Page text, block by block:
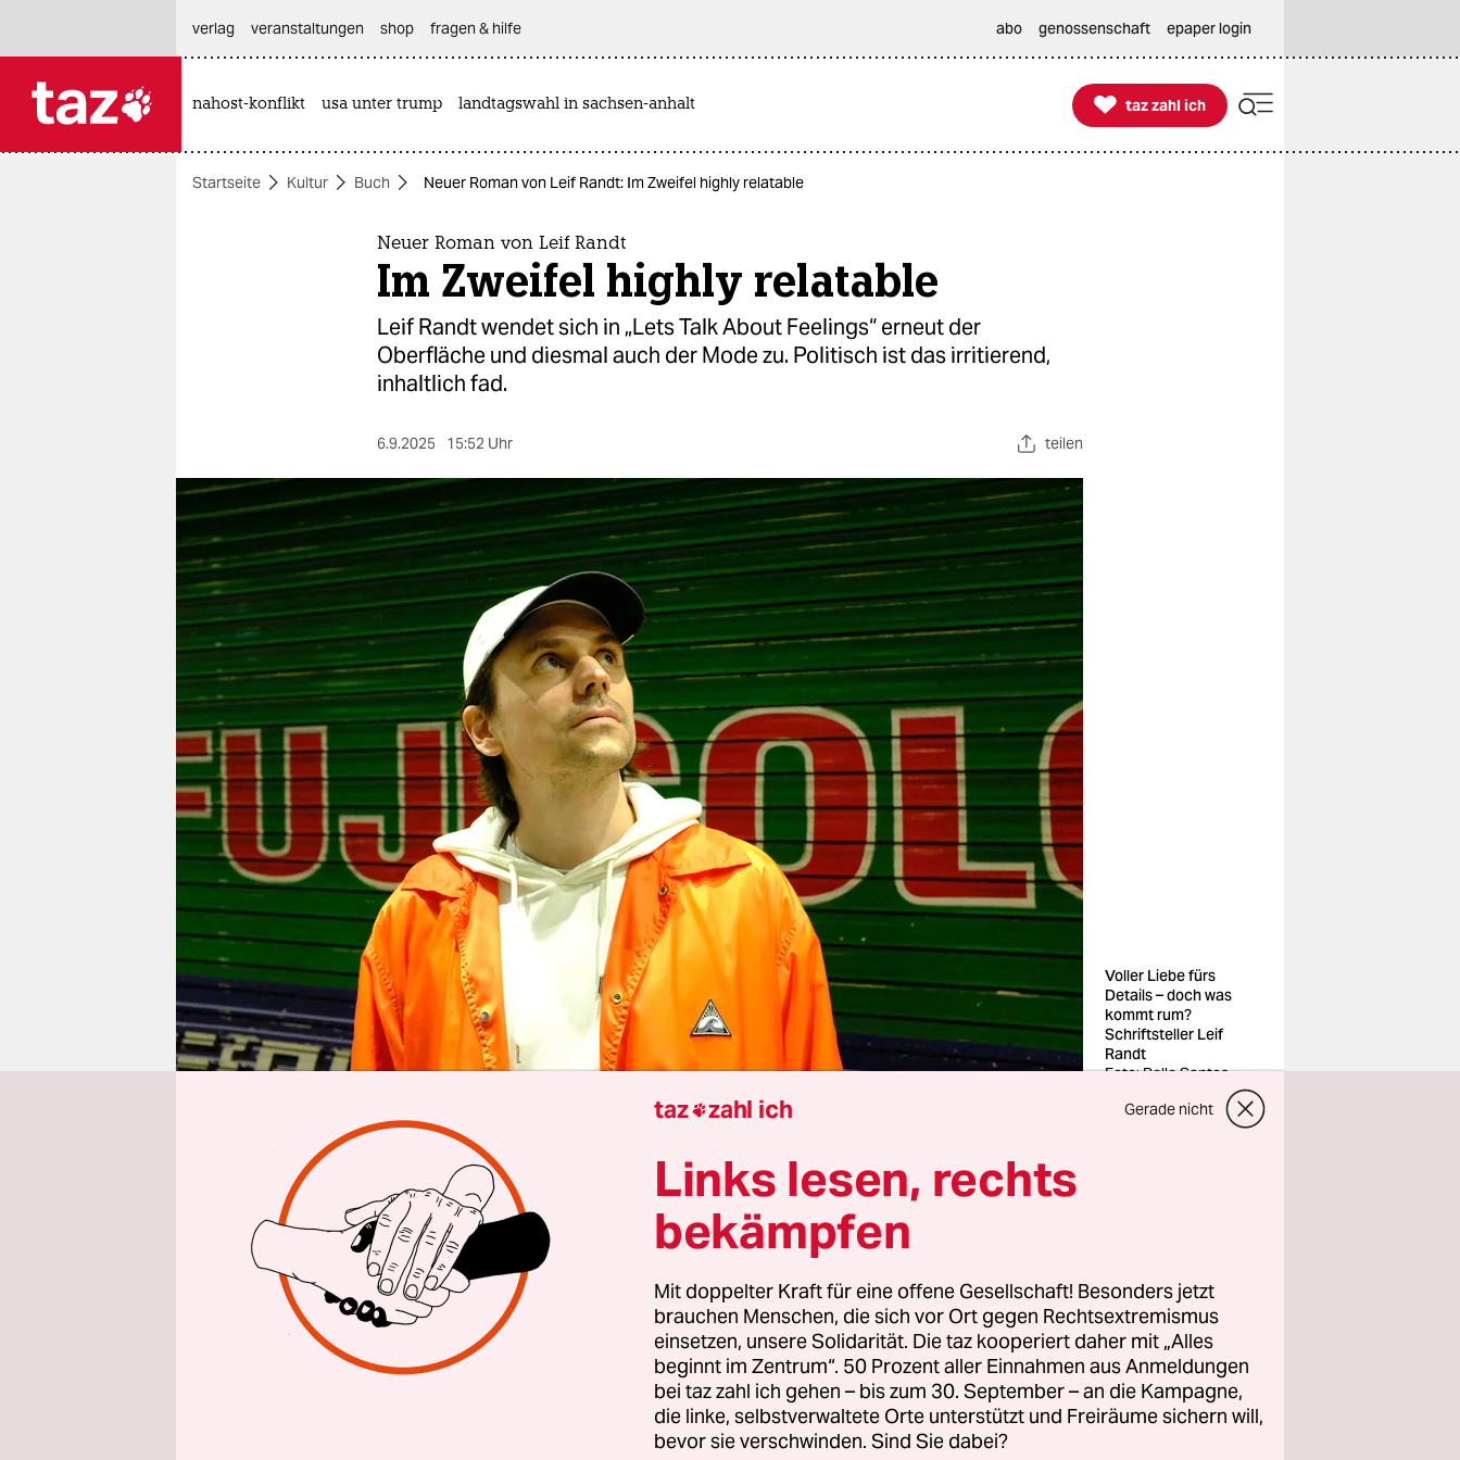
themen
berlin
nord
wahrheit
verlag
verlag
veranstaltungen
shop
fragen & hilfe
unterstützen
abo
genossenschaft
epaper login
verlag
veranstaltungen shop fragen & hilfe abo genossenschaft epaper login
nahost-konflikt usa unter trump landtagswahl in sachsen-anhalt 
taz zahl ich
taz zahl ich
Startseite Kultur Buch Neuer Roman von Leif Randt: Im Zweifel highly relatable
Neuer Roman von Leif Randt
Im Zweifel highly relatable
Leif Randt wendet sich in „Lets Talk About Feelings“ erneut der
Oberfläche und diesmal auch der Mode­ zu. Politisch ist das irritierend,
inhaltlich fad.
6.9.2025 15:52 Uhr teilen
Voller Liebe fürs
Details – doch was
kommt rum?
Schriftsteller Leif
Randt
Foto: Belle Santos
VonJulia Hubernagel
Um Gefühle geht es nicht, im neuen Roman von Leif Randt. „Let’s talk
about feelings“ heißt der zwar, doch schon im Umweg über das
Englische spiegelt sich die ironische Distanz, die der große Apathiker
Randt Emotionen und Affekten gegenüber einnimmt. Dabei passiert
eigentlich so einiges im Roman, was große Gefühle hervorrufen sollte.
Die Ex-Freundin bekommt ein Baby, Freundschaften verändern sich,
taz zahl ich Gerade nicht
Links lesen, rechts
bekämpfen
Mit doppelter Kraft für eine offene Gesellschaft! Besonders jetzt
brauchen Menschen, die sich vor Ort gegen Rechtsextremismus
einsetzen, unsere Solidarität. Die taz kooperiert daher mit „Alles
beginnt im Zentrum“. 50 Prozent aller Einnahmen aus Anmeldungen
bei taz zahl ich gehen – bis zum 30. September – an die Kampagne,
die linke, selbstverwaltete Orte unterstützt und Freiräume sichern will,
bevor sie verschwinden. Sind Sie dabei?